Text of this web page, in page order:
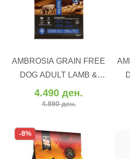
AMBROSIA GRAIN FREE
DOG ADULT LAMB &
FRESH SALMON (12 kg)
4.490 ден.
4.890 ден.
Додај во желби
Додај за споредба
-8%